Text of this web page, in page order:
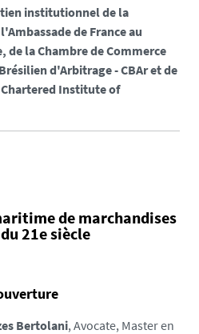
institutionnel de la
de France au
de la Chambre de Commerce
d'Arbitrage - CBAr et de
Institute of
de marchandises
21e siècle
Bertolani, Avocate, Master en